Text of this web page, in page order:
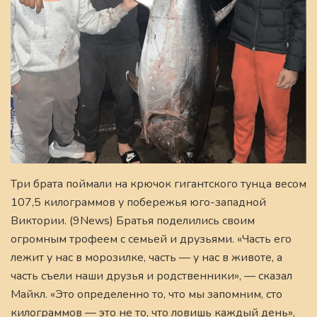
Три брата поймали на крючок гигантского тунца весом
107,5 килограммов у побережья юго-западной
Виктории. (9News) Братья поделились своим
огромным трофеем с семьей и друзьями. «Часть его
лежит у нас в морозилке, часть — у нас в животе, а
часть съели наши друзья и родственники», — сказал
Майкл. «Это определенно то, что мы запомним, сто
килограммов — это не то, что ловишь каждый день»,